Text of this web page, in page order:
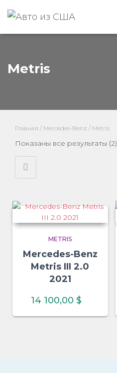
Metris
Главная / Mercedes-Benz / Metris
Показаны все результаты (2)
METRIS
Mercedes-Benz
Metris III 2.0
2021
14 100,00 $